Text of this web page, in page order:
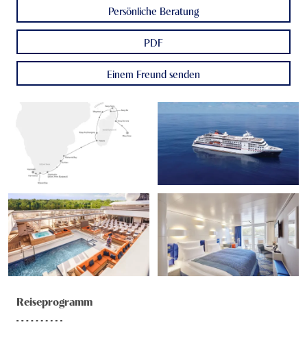
Persönliche Beratung
PDF
Einem Freund senden
Reiseprogramm